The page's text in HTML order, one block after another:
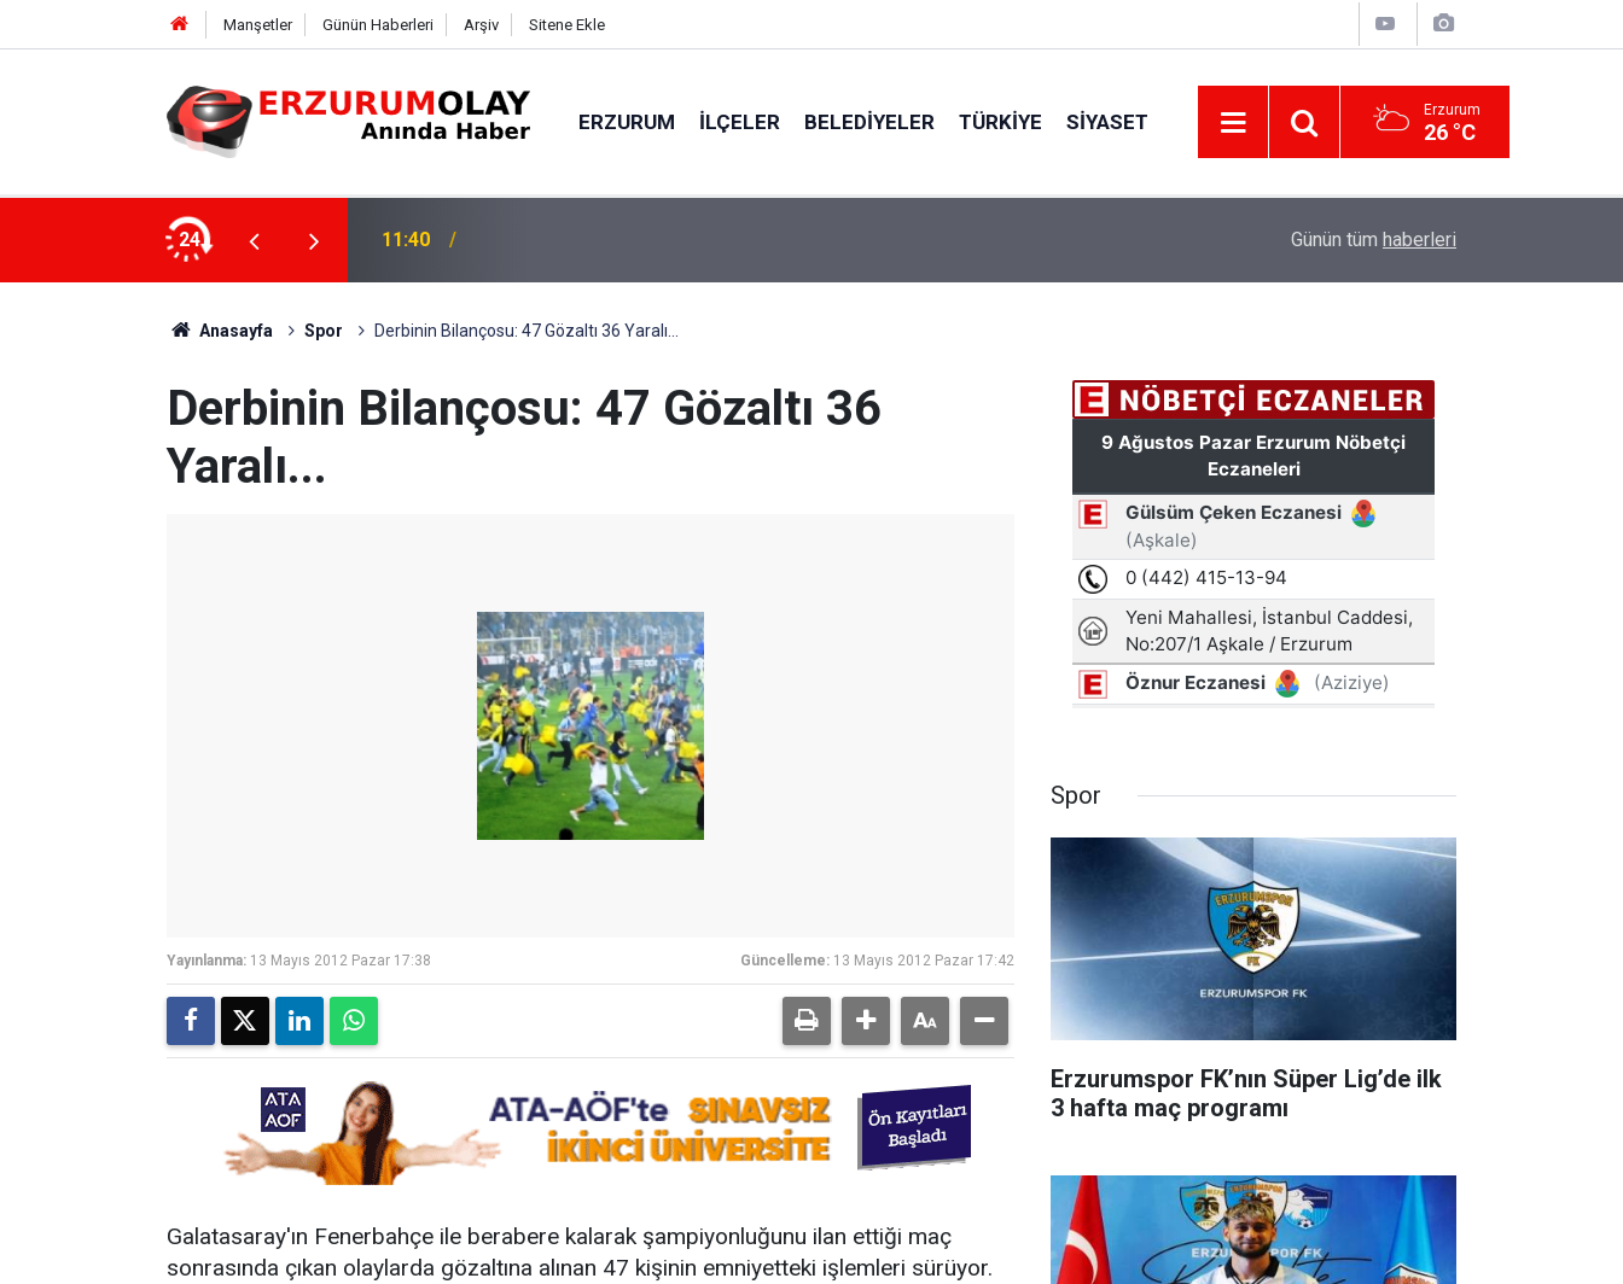
Manşetler Günün Haberleri Arşiv Sitene Ekle
ERZURUM İLÇELER BELEDIYELER TÜRKIYE SIYASET Erzurum
26 °C
24 11:37 Günün tüm haberleri
Anasayfa Spor Derbinin Bilançosu: 47 Gözaltı 36 Yaralı...
Derbinin Bilançosu: 47 Gözaltı 36
Yaralı...
Yayınlanma: 13 Mayıs 2012 Pazar 17:38 Güncelleme: 13 Mayıs 2012 Pazar 17:42
Galatasaray'ın Fenerbahçe ile berabere kalarak şampiyonluğunu ilan ettiği maç
sonrasında çıkan olaylarda gözaltına alınan 47 kişinin emniyetteki işlemleri sürüyor.
Spor
Erzurumspor FK’nın Süper Lig’de ilk
3 hafta maç programı